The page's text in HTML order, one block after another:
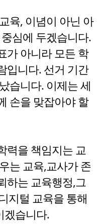
육, 이념이 아닌 아
심에 두겠습니다.
가 아니라 모든 학
입니다. 선거 기간
습니다. 이제는 세
손을 맞잡아야 할
력을 책임지는 교
는 교육,교사가 존
하는 교육행정,그
지털 교육을 통해
겠습니다.